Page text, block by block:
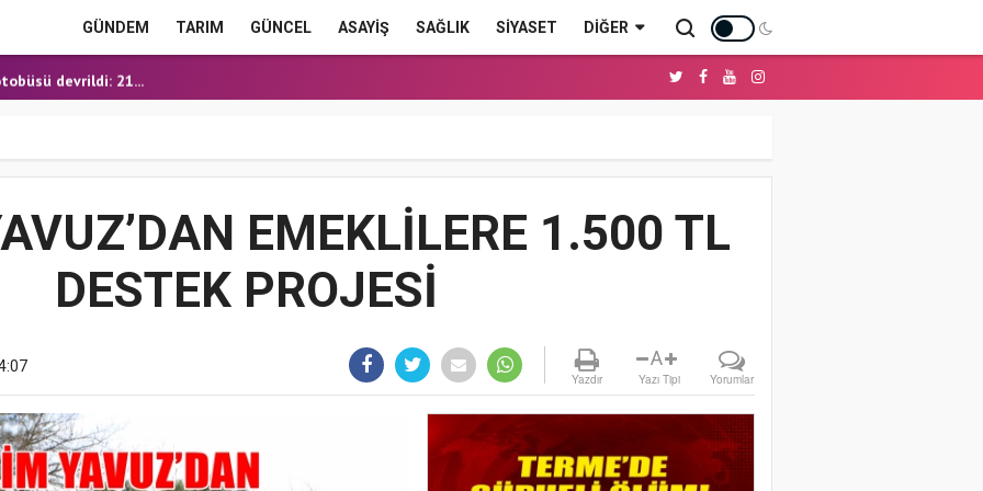
GÜNDEM TARIM GÜNCEL ASAYİŞ SAĞLIK SİYASET DIĞER
HEYECANI
İÇİN İLK KAZ...
devrildi: 21...
YOL YATIRIML...
HALDE ÖLÜ BULUN...
HEYECANI
İÇİN İLK KAZ...
EMEKLİLERE 1.500 TL
DESTEK PROJESİ
Yazdır
A
Yazı Tipi Yorumlar